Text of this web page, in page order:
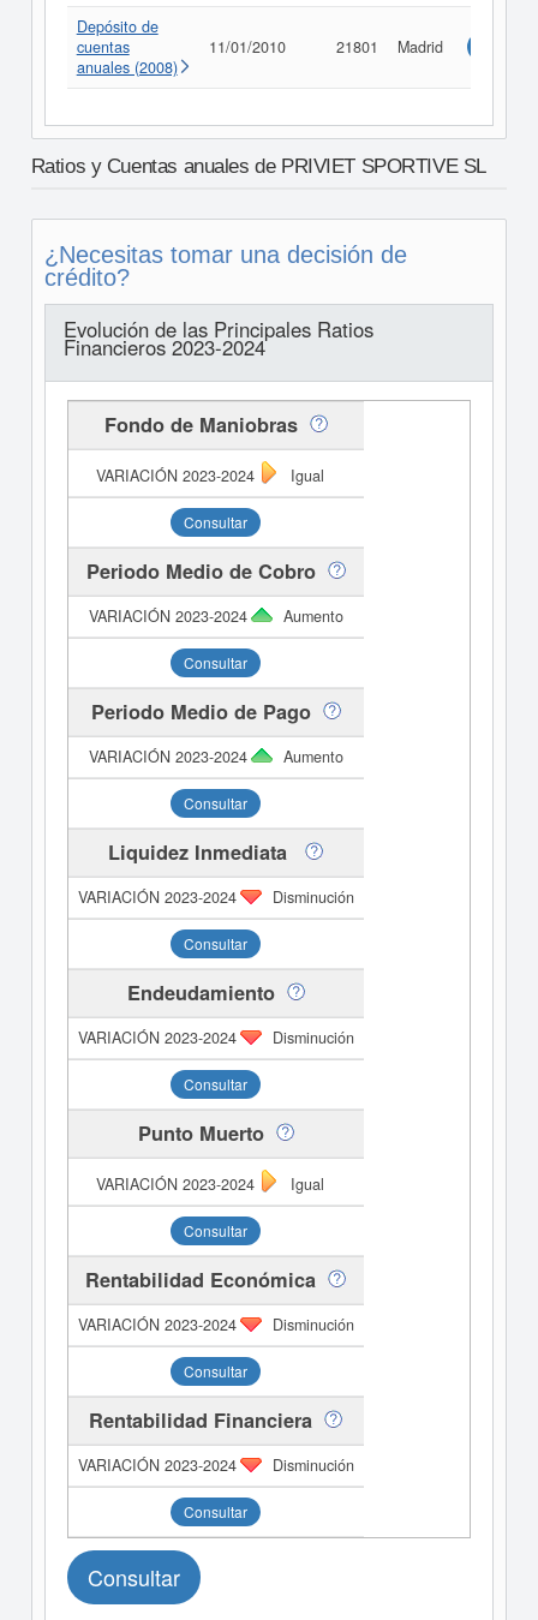
Depósito de
cuentas
anuales (2008)
11/01/2010 21801 Madrid
Ratios y Cuentas anuales de PRIVIET SPORTIVE SL
¿Necesitas tomar una decisión de
crédito?
Evolución de las Principales Ratios
Financieros 2023-2024
Fondo de Maniobras
Igual
Consultar
Periodo Medio de Cobro
Aumento
Consultar
Periodo Medio de Pago
Aumento
Consultar
Liquidez Inmediata
Disminución
Consultar
Endeudamiento
Disminución
Consultar
Punto Muerto
Igual
Consultar
Rentabilidad Económica
Disminución
Consultar
Rentabilidad Financiera
Disminución
Consultar
Consultar